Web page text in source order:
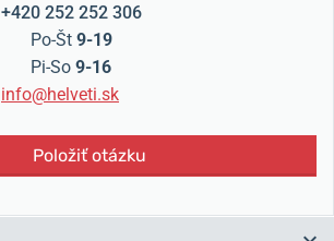
+420 252 252 306
Po-Št 9-19
Pi-So 9-16
info@helveti.sk
Položiť otázku